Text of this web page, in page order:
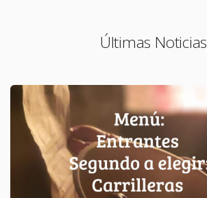
Últimas Noticias